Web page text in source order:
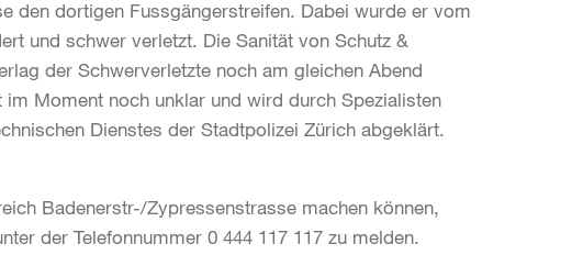
den dortigen Fussgängerstreifen. Dabei wurde er vom
und schwer verletzt. Die Sanität von Schutz &
der Schwerverletzte noch am gleichen Abend
Moment noch unklar und wird durch Spezialisten
Dienstes der Stadtpolizei Zürich abgeklärt.
Badenerstr-/Zypressenstrasse machen können,
der Telefonnummer 0 444 117 117 zu melden.